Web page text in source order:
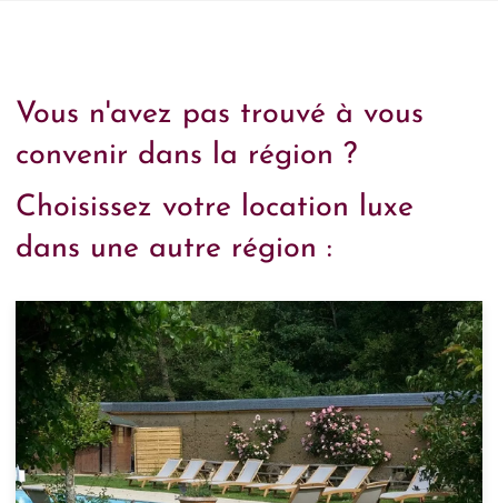
Vous n'avez pas trouvé à vous
convenir dans la région ?
Choisissez votre location luxe
dans une autre région :